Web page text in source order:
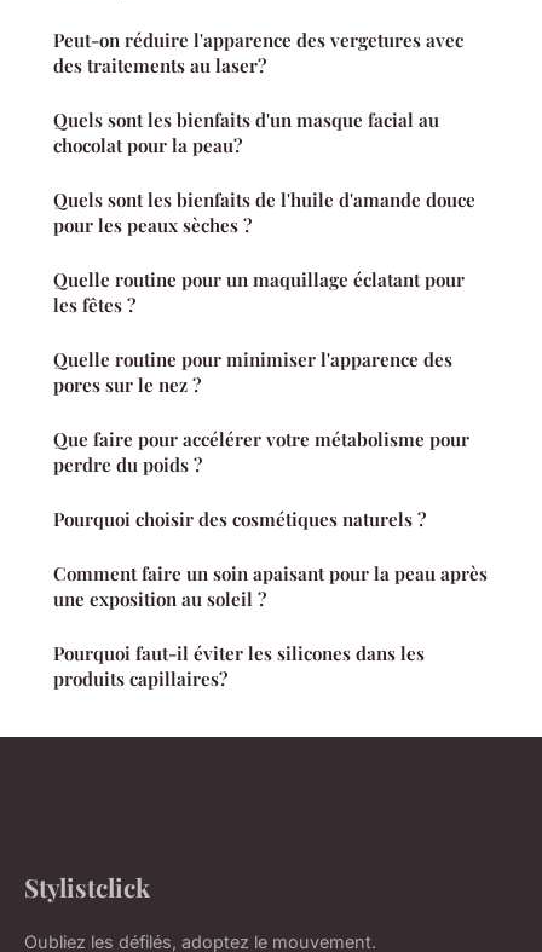
Peut-on réduire l'apparence des vergetures avec
des traitements au laser?
Quels sont les bienfaits d'un masque facial au
chocolat pour la peau?
Quels sont les bienfaits de l'huile d'amande douce
pour les peaux sèches ?
Quelle routine pour un maquillage éclatant pour
les fêtes ?
Quelle routine pour minimiser l'apparence des
pores sur le nez ?
Que faire pour accélérer votre métabolisme pour
perdre du poids ?
Pourquoi choisir des cosmétiques naturels ?
Comment faire un soin apaisant pour la peau après
une exposition au soleil ?
Pourquoi faut-il éviter les silicones dans les
produits capillaires?
Stylistclick
Oubliez les défilés, adoptez le mouvement.